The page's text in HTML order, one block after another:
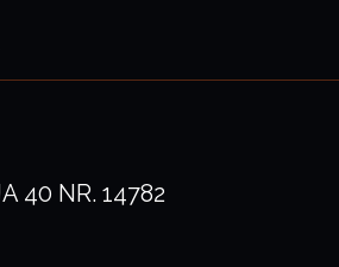
40 NR. 14782